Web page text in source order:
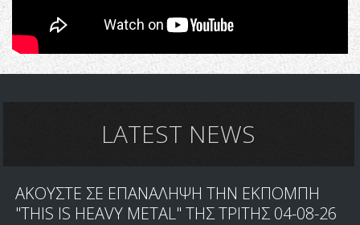
LATEST NEWS
ΑΚΟΥΣΤΕ ΣΕ ΕΠΑΝΑΛΗΨΗ ΤΗΝ ΕΚΠΟΜΠΗ
"THIS IS HEAVY METAL" ΤΗΣ ΤΡΙΤΗΣ 04-08-26